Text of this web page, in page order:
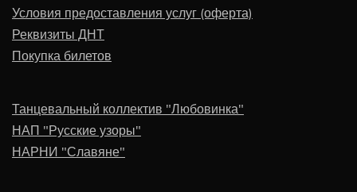
Условия предоставления услуг (оферта)
Реквизиты ДНТ
Покупка билетов
Танцевальный коллектив "Любовинка"
НАП "Русские узоры"
НАРНИ "Славяне"